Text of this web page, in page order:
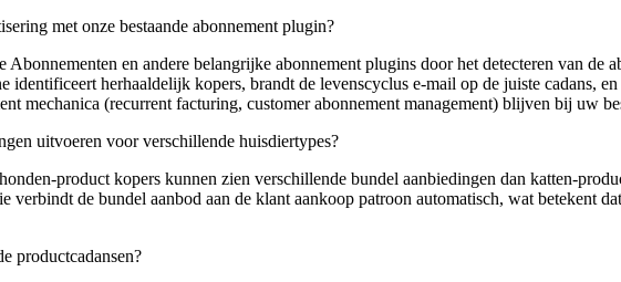
met onze bestaande abonnement plugin?
en andere belangrijke abonnement plugins door het detecteren van de
identificeert herhaaldelijk kopers, brandt de levenscyclus e-mail op de juiste cadans,
mechanica (recurrent facturing, customer abonnement management) blijven bij uw
uitvoeren voor verschillende huisdiertypes?
product kopers kunnen zien verschillende bundel aanbiedingen dan katten-
verbindt de bundel aanbod aan de klant aankoop patroon automatisch, wat betekent
productcadansen?